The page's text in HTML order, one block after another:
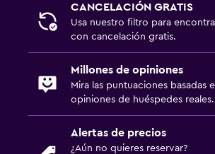
Salud y seguridad
Limpieza diaria
Caja fuerte
Sistema de entretenimiento
TV de pantalla plana
CANCELACIÓN GRATIS
Usa nuestro filtro para
con cancelación gratis.
Millones de opiniones
Mira las puntuaciones basadas
opiniones de huéspedes reales.
Alertas de precios
¿Aún no quieres reservar?